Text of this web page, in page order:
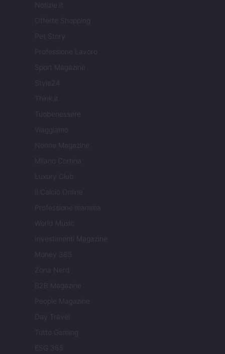
Notizie.it
Offerte Shopping
Pet Story
Professione Lavoro
Sport Magazine
Style24
Think.it
Tuobenessere
Viaggiamo
Nonne Magazine
Milano Cortina
Luxury Club
Il Calcio Online
Professione mamma
World Music
Investimenti Magazine
Money 365
Zona Nerd
B2B Magazine
People Magazine
Day Travel
Tutto Gaming
ESG 365